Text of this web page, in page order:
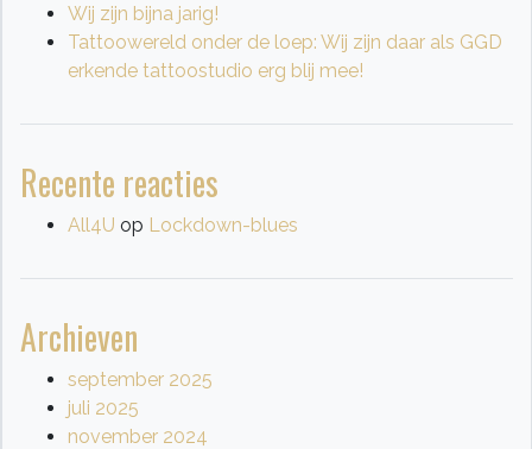
Wij zijn bijna jarig!
Tattoowereld onder de loep: Wij zijn daar als GGD
erkende tattoostudio erg blij mee!
Recente reacties
All4U op Lockdown-blues
Archieven
september 2025
juli 2025
november 2024